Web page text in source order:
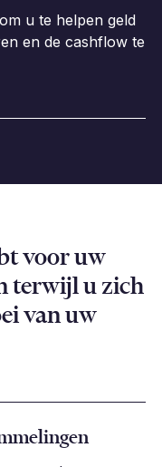
u te helpen geld
en de cashflow te
voor uw
terwijl u zich
van uw